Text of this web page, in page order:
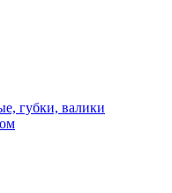
губки, валики